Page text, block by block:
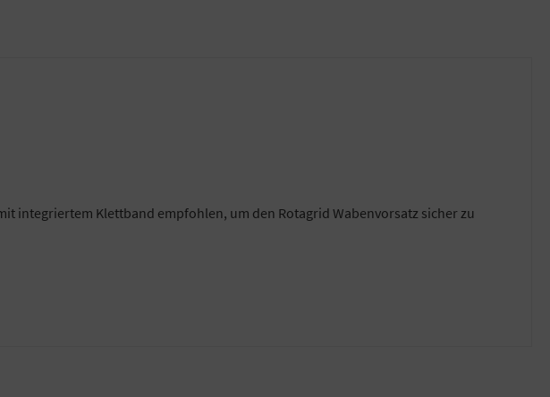
integriertem Klettband empfohlen, um den Rotagrid Wabenvorsatz sicher zu